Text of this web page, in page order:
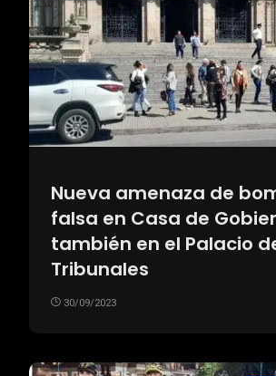
Nueva amenaza de
falsa en Casa de
también en el Palacio
Tribunales
30/09/2023